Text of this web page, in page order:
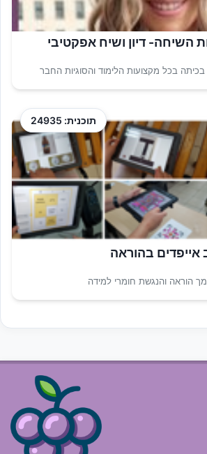
השיחה- דיון ושיח אפקטיבי
בכיתה בכל מקצועות הלימוד והסוגיות החבר
תוכנית: 24935
אייפדים בהוראה
הוראה והנגשת חומרי למידה